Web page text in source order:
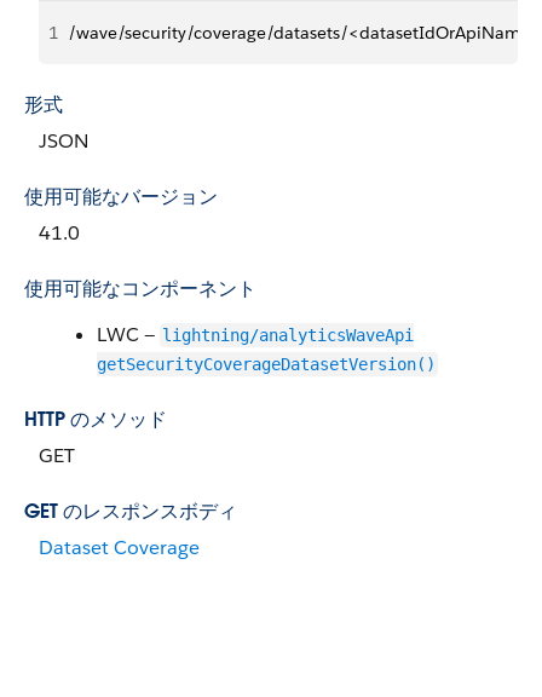
1 /wave/security/coverage/datasets/
形式
JSON
使用可能なバージョン
41.0
使用可能なコンポーネント
LWC — lightning/analyticsWaveApi
getSecurityCoverageDatasetVersion()
HTTP のメソッド
GET
GET のレスポンスボディ
Dataset Coverage